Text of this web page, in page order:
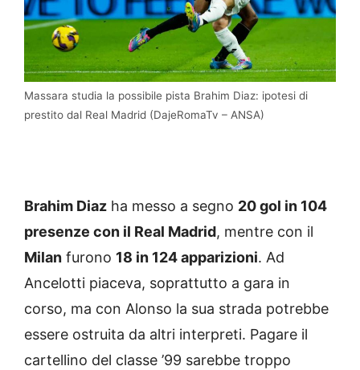
Massara studia la possibile pista Brahim Diaz: ipotesi di
prestito dal Real Madrid (DajeRomaTv – ANSA)
Brahim Diaz ha messo a segno 20 gol in 104
presenze con il Real Madrid, mentre con il
Milan furono 18 in 124 apparizioni. Ad
Ancelotti piaceva, soprattutto a gara in
corso, ma con Alonso la sua strada potrebbe
essere ostruita da altri interpreti. Pagare il
cartellino del classe ’99 sarebbe troppo